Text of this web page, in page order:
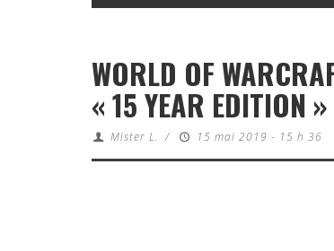
WORLD OF
« 15 YEAR EDITION
Mister L. / 15 mai 2019 - 15 h 36